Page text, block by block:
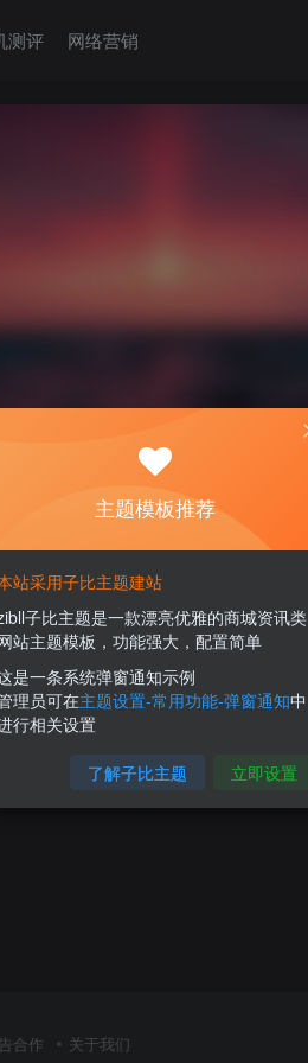
测评 网络营销
年/美国
CloudCone转眼成立5年了，CloudCone从2017年品牌创办至今云搜网是一直关注着的，此品牌最开始测试的时候是赠送免费的额度体验他们的云服务器产品，当时还博主还撸了一些，转眼时间已经过去5年了...
5
合作 关于我们
主题模板推荐
站采用子比主题建站
子比主题是一款漂亮优雅的商城资讯类
站主题模板，功能强大，配置简单
是一条系统弹窗通知示例
理员可在主题设置-常用功能-弹窗通知中
行相关设置
了解子比主题 立即设置